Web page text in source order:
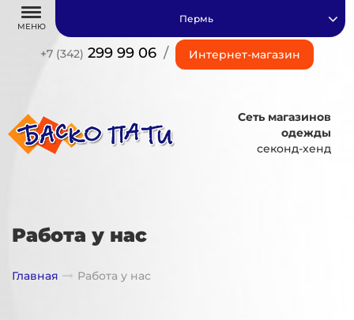
МЕНЮ
+7 (342) 299 99 06 / Интернет-магазин
Пермь
Сеть магазинов
одежды
секонд-хенд
Работа у нас
Главная Работа у нас